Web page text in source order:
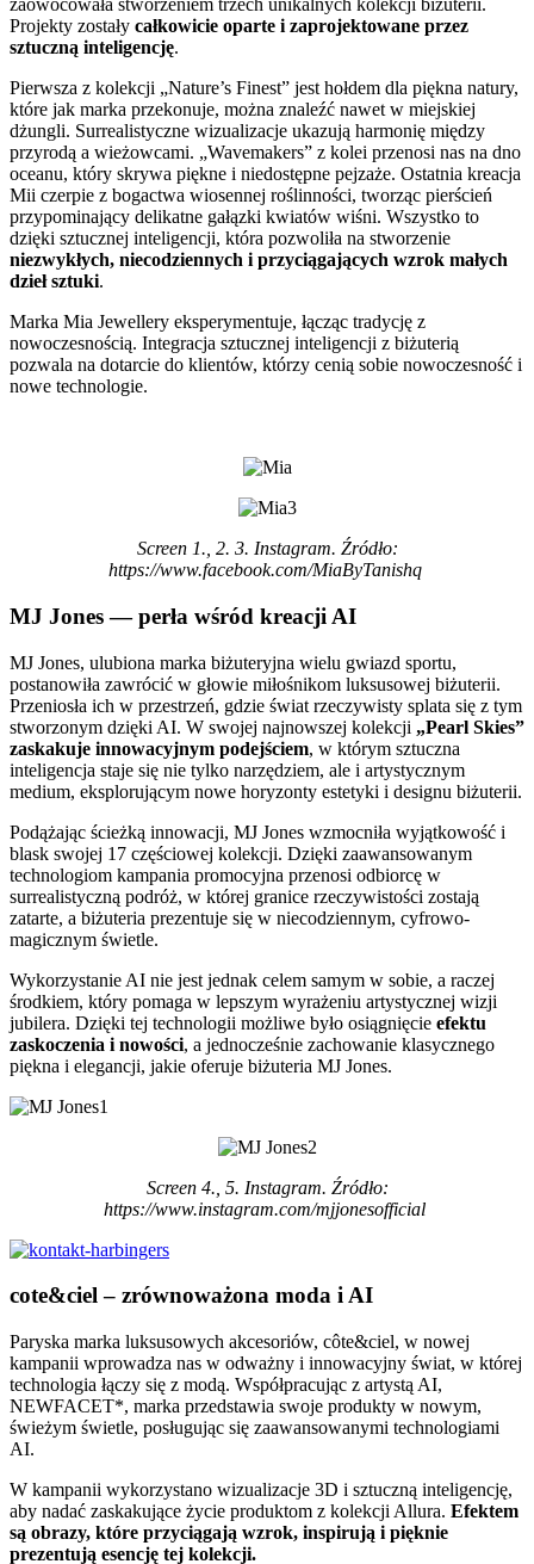
zaowocowała stworzeniem trzech unikalnych kolekcji biżuterii.
Projekty zostały całkowicie oparte i zaprojektowane przez
sztuczną inteligencję.
Pierwsza z kolekcji „Nature’s Finest” jest hołdem dla piękna natury,
które jak marka przekonuje, można znaleźć nawet w miejskiej
dżungli. Surrealistyczne wizualizacje ukazują harmonię między
przyrodą a wieżowcami. „Wavemakers” z kolei przenosi nas na dno
oceanu, który skrywa piękne i niedostępne pejzaże. Ostatnia kreacja
Mii czerpie z bogactwa wiosennej roślinności, tworząc pierścień
przypominający delikatne gałązki kwiatów wiśni. Wszystko to
dzięki sztucznej inteligencji, która pozwoliła na stworzenie
niezwykłych, niecodziennych i przyciągających wzrok małych
dzieł sztuki.
Marka Mia Jewellery eksperymentuje, łącząc tradycję z
nowoczesnością. Integracja sztucznej inteligencji z biżuterią
pozwala na dotarcie do klientów, którzy cenią sobie nowoczesność i
nowe technologie.
Screen 1., 2. 3. Instagram. Źródło:
https://www.facebook.com/MiaByTanishq
MJ Jones — perła wśród kreacji AI
MJ Jones, ulubiona marka biżuteryjna wielu gwiazd sportu,
postanowiła zawrócić w głowie miłośnikom luksusowej biżuterii.
Przeniosła ich w przestrzeń, gdzie świat rzeczywisty splata się z tym
stworzonym dzięki AI. W swojej najnowszej kolekcji „Pearl Skies”
zaskakuje innowacyjnym podejściem, w którym sztuczna
inteligencja staje się nie tylko narzędziem, ale i artystycznym
medium, eksplorującym nowe horyzonty estetyki i designu biżuterii.
Podążając ścieżką innowacji, MJ Jones wzmocniła wyjątkowość i
blask swojej 17 częściowej kolekcji. Dzięki zaawansowanym
technologiom kampania promocyjna przenosi odbiorcę w
surrealistyczną podróż, w której granice rzeczywistości zostają
zatarte, a biżuteria prezentuje się w niecodziennym, cyfrowo-
magicznym świetle.
Wykorzystanie AI nie jest jednak celem samym w sobie, a raczej
środkiem, który pomaga w lepszym wyrażeniu artystycznej wizji
jubilera. Dzięki tej technologii możliwe było osiągnięcie efektu
zaskoczenia i nowości, a jednocześnie zachowanie klasycznego
piękna i elegancji, jakie oferuje biżuteria MJ Jones.
Screen 4., 5. Instagram. Źródło:
https://www.instagram.com/mjjonesofficial
cote&ciel – zrównoważona moda i AI
Paryska marka luksusowych akcesoriów, côte&ciel, w nowej
kampanii wprowadza nas w odważny i innowacyjny świat, w której
technologia łączy się z modą. Współpracując z artystą AI,
NEWFACET*, marka przedstawia swoje produkty w nowym,
świeżym świetle, posługując się zaawansowanymi technologiami
AI.
W kampanii wykorzystano wizualizacje 3D i sztuczną inteligencję,
aby nadać zaskakujące życie produktom z kolekcji Allura. Efektem
są obrazy, które przyciągają wzrok, inspirują i pięknie
prezentują esencję tej kolekcji.